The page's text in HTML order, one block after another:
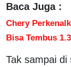
Baca Juga :
Chery
Bisa Tembus
Tak sampai